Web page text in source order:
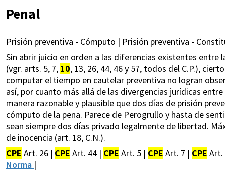
Penal
Prisión preventiva - Cómputo | Prisión preventiva -
Sin abrir juicio en orden a las diferencias existentes entre
(vgr. arts. 5, 7, 10, 13, 26, 44, 46 y 57, todos del C.P.),
computar el tiempo en cautelar preventiva no logran
así, por cuanto más allá de las divergencias jurídicas
manera razonable y plausible que dos días de prisión
cómputo de la pena. Parece de Perogrullo y hasta de
sean siempre dos días privado legalmente de libertad.
de inocencia (art. 18, C.N.).
CPE Art. 26 | CPE Art. 44 | CPE Art. 5 | CPE Art. 7 | CPE
Norma |